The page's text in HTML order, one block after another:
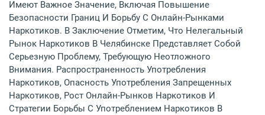
Имеют Важное Значение, Включая Повышение
Безопасности Границ И Борьбу С Онлайн-Рынками
Наркотиков. В Заключение Отметим, Что Нелегальный
Рынок Наркотиков В Челябинске Представляет Собой
Серьезную Проблему, Требующую Неотложного
Внимания. Распространенность Употребления
Наркотиков, Опасность Употребления Запрещенных
Наркотиков, Рост Онлайн-Рынков Наркотиков И
Стратегии Борьбы С Употреблением Наркотиков В